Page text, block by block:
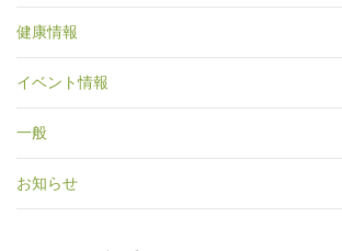
健康情報
イベント情報
一般
お知らせ